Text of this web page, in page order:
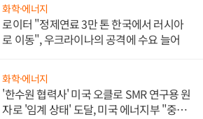
화학·에너지
로이터 "정제연료 3만 톤 한국에서 러시아
로 이동", 우크라이나의 공격에 수요 늘어
화학·에너지
'한수원 협력사' 미국 오클로 SMR 연구용 원
자로 '임계 상태' 도달, 미국 에너지부 "중요